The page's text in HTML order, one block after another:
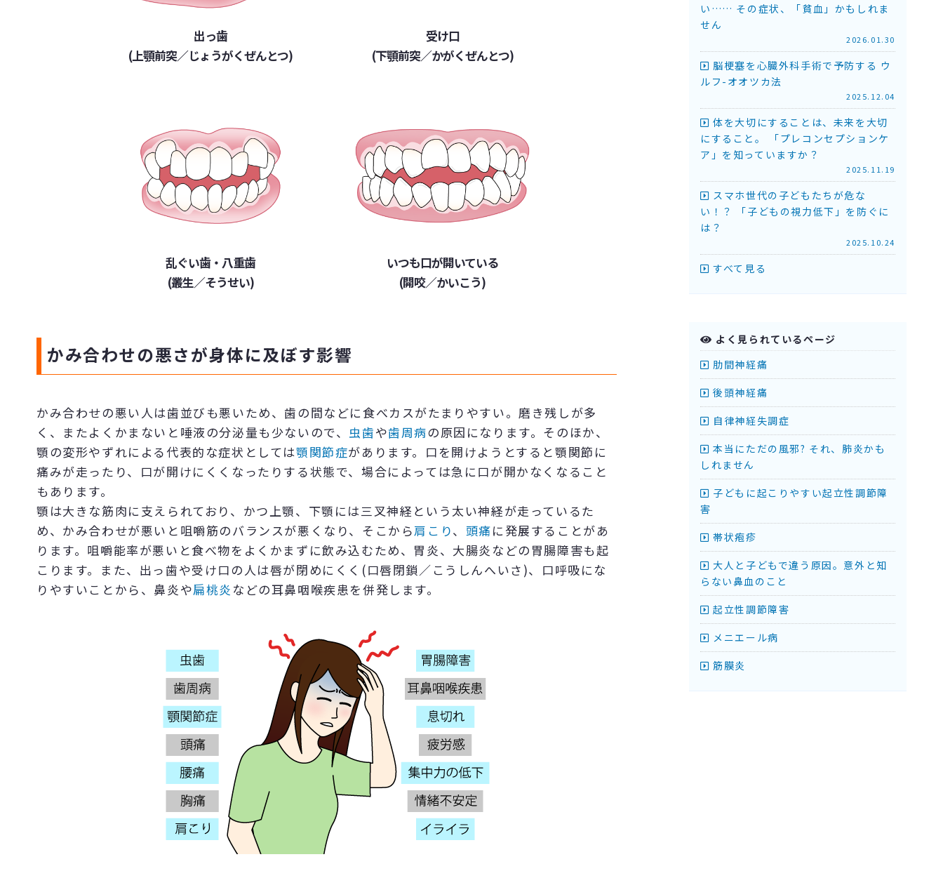
出っ歯
(上顎前突／じょうがくぜんとつ)
受け口
(下顎前突／かがくぜんとつ)
乱ぐい歯・八重歯
(叢生／そうせい)
いつも口が開いている
(開咬／かいこう)
かみ合わせの悪さが身体に及ぼす影響
かみ合わせの悪い人は歯並びも悪いため、歯の間などに食べカスがたまりやすい。磨き残しが多
く、またよくかまないと唾液の分泌量も少ないので、 虫歯や歯周病の原因になります。そのほか、
顎の変形やずれによる代表的な症状としては顎関節症があります。口を開けようとすると顎関節に
痛みが走ったり、口が開けにくくなったりする状態で、場合によっては急に口が開かなくなること
もあります。
顎は大きな筋肉に支えられており、かつ上顎、下顎には三叉神経という太い神経が走っているた
め、かみ合わせが悪いと咀嚼筋のバランスが悪くなり、そこから肩こり、 頭痛に発展することがあ
ります。咀嚼能率が悪いと食べ物をよくかまずに飲み込むため、胃炎、大腸炎などの胃腸障害も起
こります。また、出っ歯や受け口の人は唇が閉めにくく(口唇閉鎖／こうしんへいさ)、口呼吸にな
りやすいことから、鼻炎や扁桃炎 などの耳鼻咽喉疾患を併発します。
い…… その症状、「貧血」かもしれま
せん
2026.01.30
脳梗塞を心臓外科手術で予防する ウ
ルフ-オオツカ法
2025.12.04
体を大切にすることは、未来を大切
にすること。 「プレコンセプションケ
ア」を知っていますか？
2025.11.19
スマホ世代の子どもたちが危な
い！？ 「子どもの視力低下」を防ぐに
は？
2025.10.24
すべて見る
よく見られているページ
肋間神経痛
後頭神経痛
自律神経失調症
本当にただの風邪? それ、肺炎かも
しれません
子どもに起こりやすい起立性調節障
害
帯状疱疹
大人と子どもで違う原因。意外と知
らない鼻血のこと
起立性調節障害
メニエール病
筋膜炎